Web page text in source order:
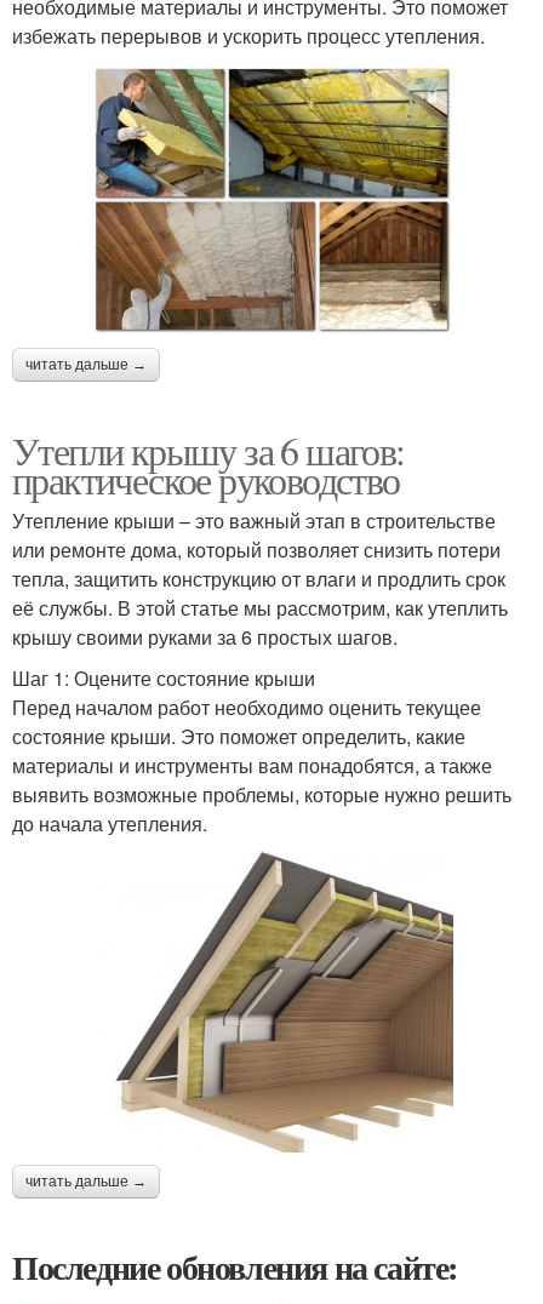
необходимые материалы и инструменты. Это поможет
избежать перерывов и ускорить процесс утепления.
читать дальше →
Утепли крышу за 6 шагов:
практическое руководство
Утепление крыши – это важный этап в строительстве
или ремонте дома, который позволяет снизить потери
тепла, защитить конструкцию от влаги и продлить срок
её службы. В этой статье мы рассмотрим, как утеплить
крышу своими руками за 6 простых шагов.
Шаг 1: Оцените состояние крыши
Перед началом работ необходимо оценить текущее
состояние крыши. Это поможет определить, какие
материалы и инструменты вам понадобятся, а также
выявить возможные проблемы, которые нужно решить
до начала утепления.
читать дальше →
Последние обновления на сайте: